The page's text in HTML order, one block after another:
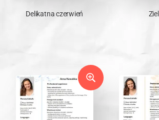
Delikatna czerwień